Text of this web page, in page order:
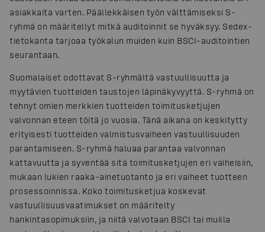
asiakkaita varten. Päällekkäisen työn välttämiseksi S-
ryhmä on määritellyt mitkä auditoinnit se hyväksyy. Sedex-
tietokanta tarjoaa työkalun muiden kuin BSCI-auditointien
seurantaan.
Suomalaiset odottavat S-ryhmältä vastuullisuutta ja
myytävien tuotteiden taustojen läpinäkyvyyttä. S-ryhmä on
tehnyt omien merkkien tuotteiden toimitusketjujen
valvonnan eteen töitä jo vuosia. Tänä aikana on keskitytty
erityisesti tuotteiden valmistusvaiheen vastuullisuuden
parantamiseen. S-ryhmä haluaa parantaa valvonnan
kattavuutta ja syventää sitä toimitusketjujen eri vaiheisiin,
mukaan lukien raaka-ainetuotanto ja eri vaiheet tuotteen
prosessoinnissa. Koko toimitusketjua koskevat
vastuullisuusvaatimukset on määritelty
hankintasopimuksiin, ja niitä valvotaan BSCI tai muilla